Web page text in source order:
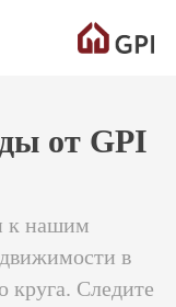
от GPI
к нашим
в
круга. Следите